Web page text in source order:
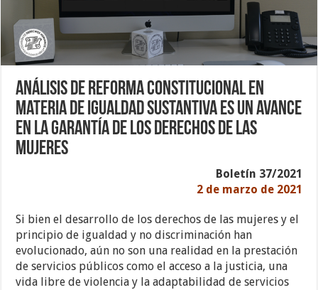
Análisis de Reforma Constitucional en
materia de igualdad sustantiva es un avance
en la garantía de los derechos de las
mujeres
Boletín 37/2021
2 de marzo de 2021
Si bien el desarrollo de los derechos de las mujeres y el
principio de igualdad y no discriminación han
evolucionado, aún no son una realidad en la prestación
de servicios públicos como el acceso a la justicia, una
vida libre de violencia y la adaptabilidad de servicios